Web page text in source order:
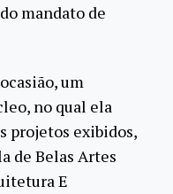
mandato de
um
no qual ela
projetos exibidos,
de Belas Artes
E